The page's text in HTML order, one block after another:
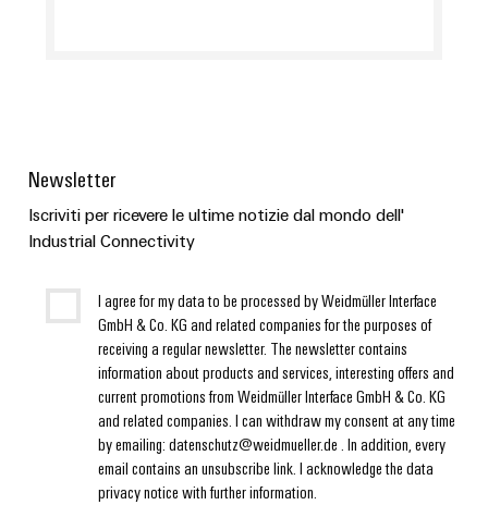
Newsletter
Iscriviti per ricevere le ultime notizie dal mondo dell'
Industrial Connectivity
I agree for my data to be processed by Weidmüller Interface
GmbH & Co. KG and related companies for the purposes of
receiving a regular newsletter. The newsletter contains
information about products and services, interesting offers and
current promotions from Weidmüller Interface GmbH & Co. KG
and related companies. I can withdraw my consent at any time
by emailing: datenschutz@weidmueller.de . In addition, every
email contains an unsubscribe link. I acknowledge the data
privacy notice with further information.